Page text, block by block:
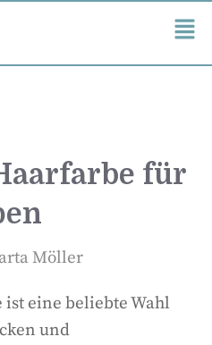
für
Möller
eine beliebte Wahl
und